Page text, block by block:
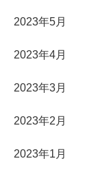
2023年5月
2023年4月
2023年3月
2023年2月
2023年1月